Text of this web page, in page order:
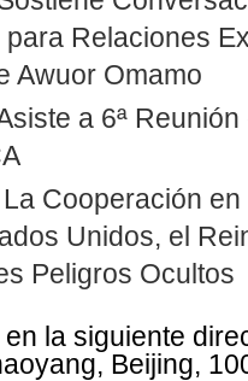
para Relaciones
Awuor Omamo
a 6ª
Cooperación
Unidos, el
Peligros Ocultos
la siguiente
Beijing,